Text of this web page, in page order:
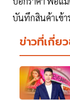
บันทึกสินค้าเข้า
ข่าวที่เกี่ย